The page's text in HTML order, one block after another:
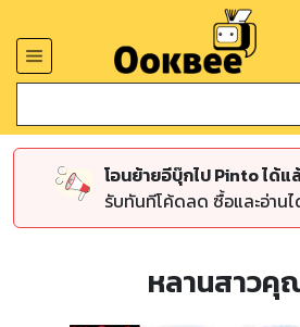
โอนย้ายอีบุ๊กไป Pinto ได้แ
รับทันทีโค้ดลด ซื้อและอ่าน
หลานสาวคุ